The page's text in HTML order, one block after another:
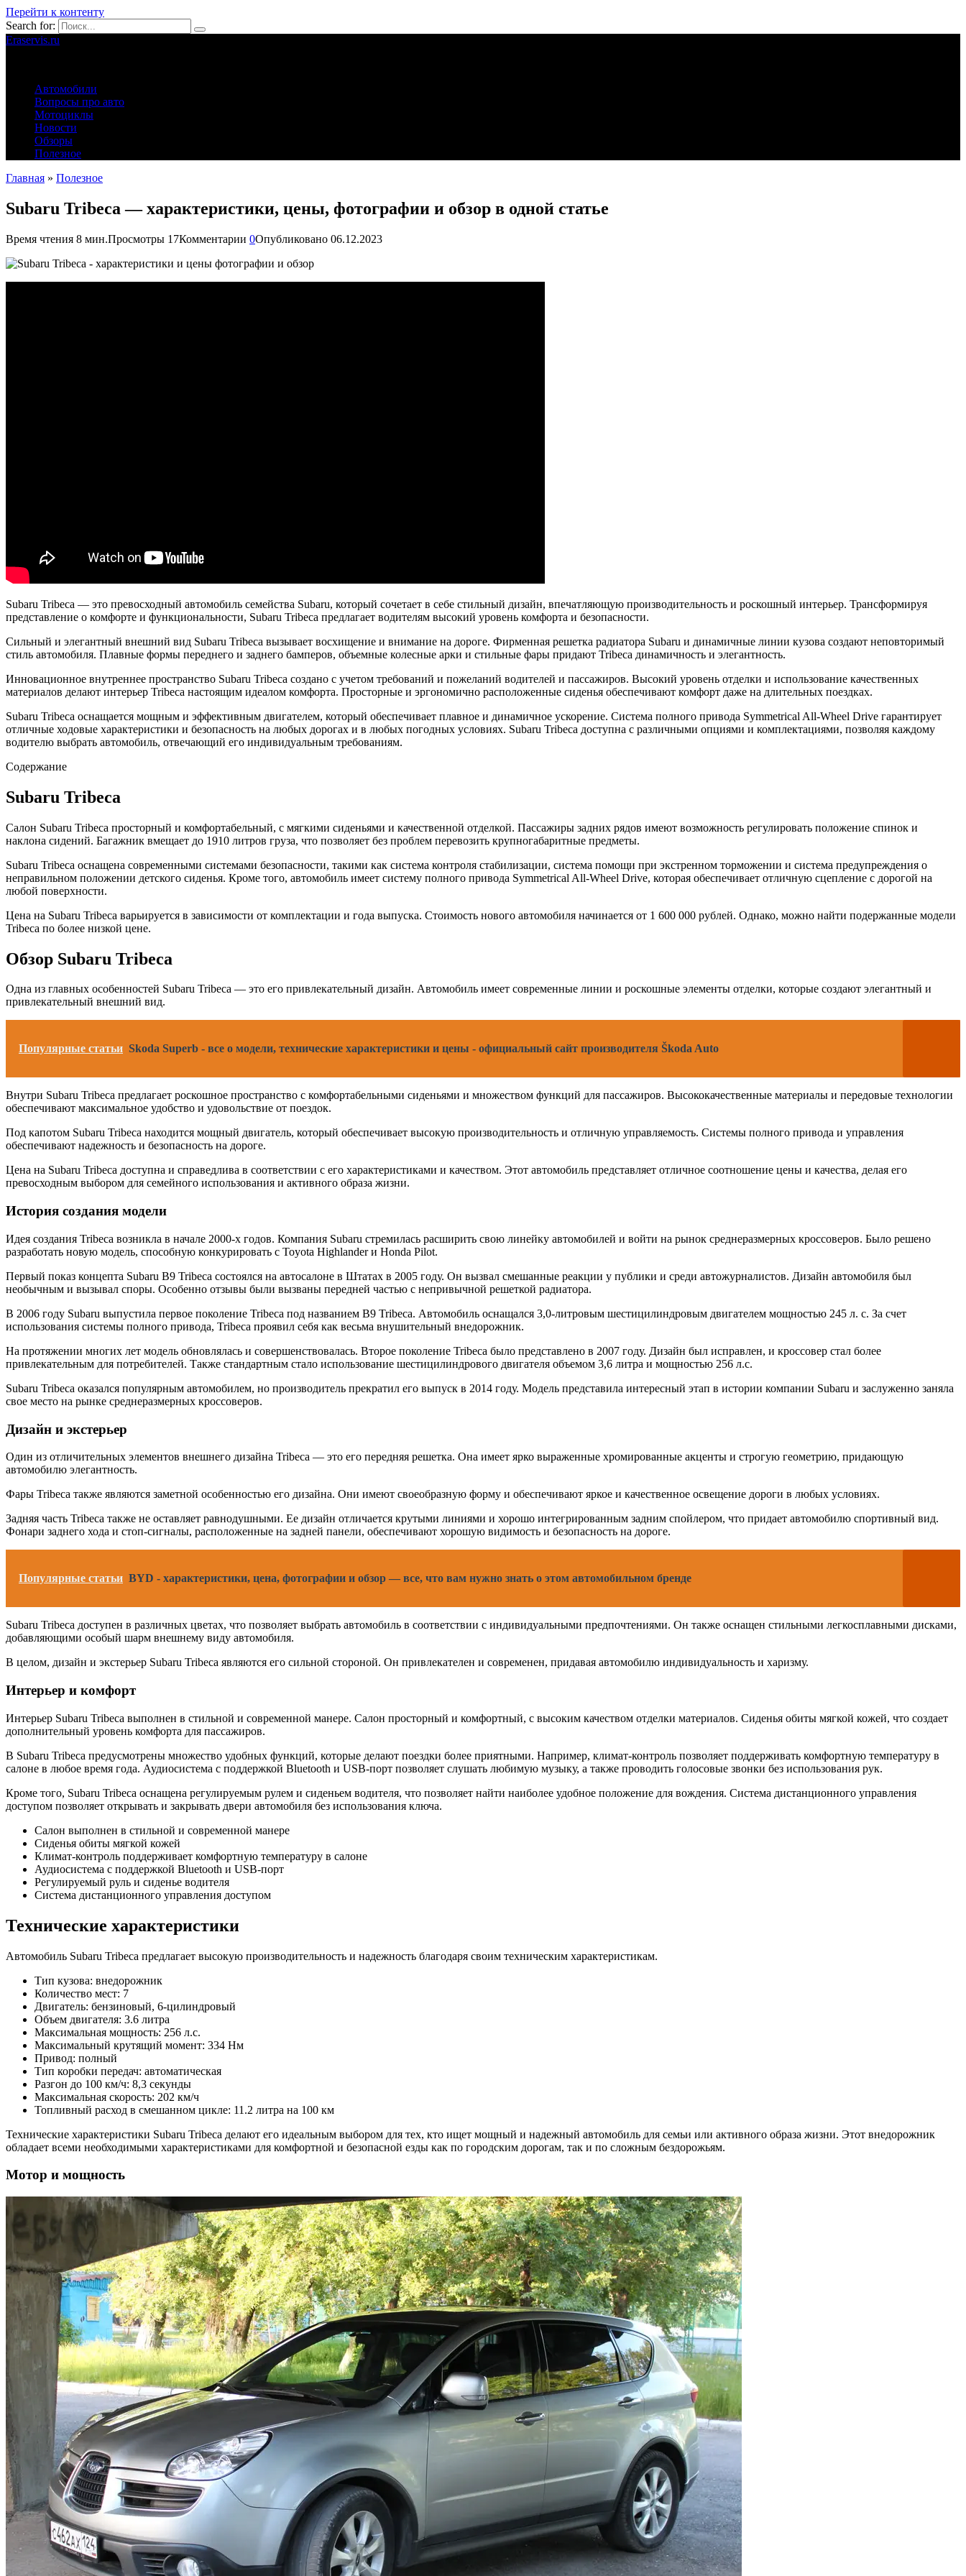
Перейти к контенту
Search for:
Eraservis.ru
Автомобили
Вопросы про авто
Мотоциклы
Новости
Обзоры
Полезное
Главная » Полезное
Subaru Tribeca — характеристики, цены, фотографии и обзор в одной статье
Время чтения 8 мин.Просмотры 17Комментарии 0Опубликовано 06.12.2023
Subaru Tribeca — это превосходный автомобиль семейства Subaru, который сочетает в себе стильный дизайн, впечатляющую производительность и роскошный интерьер. Трансформируя
представление о комфорте и функциональности, Subaru Tribeca предлагает водителям высокий уровень комфорта и безопасности.
Сильный и элегантный внешний вид Subaru Tribeca вызывает восхищение и внимание на дороге. Фирменная решетка радиатора Subaru и динамичные линии кузова создают неповторимый
стиль автомобиля. Плавные формы переднего и заднего бамперов, объемные колесные арки и стильные фары придают Tribeca динамичность и элегантность.
Инновационное внутреннее пространство Subaru Tribeca создано с учетом требований и пожеланий водителей и пассажиров. Высокий уровень отделки и использование качественных
материалов делают интерьер Tribeca настоящим идеалом комфорта. Просторные и эргономично расположенные сиденья обеспечивают комфорт даже на длительных поездках.
Subaru Tribeca оснащается мощным и эффективным двигателем, который обеспечивает плавное и динамичное ускорение. Система полного привода Symmetrical All-Wheel Drive гарантирует
отличные ходовые характеристики и безопасность на любых дорогах и в любых погодных условиях. Subaru Tribeca доступна с различными опциями и комплектациями, позволяя каждому
водителю выбрать автомобиль, отвечающий его индивидуальным требованиям.
Содержание
Subaru Tribeca
Салон Subaru Tribeca просторный и комфортабельный, с мягкими сиденьями и качественной отделкой. Пассажиры задних рядов имеют возможность регулировать положение спинок и
наклона сидений. Багажник вмещает до 1910 литров груза, что позволяет без проблем перевозить крупногабаритные предметы.
Subaru Tribeca оснащена современными системами безопасности, такими как система контроля стабилизации, система помощи при экстренном торможении и система предупреждения о
неправильном положении детского сиденья. Кроме того, автомобиль имеет систему полного привода Symmetrical All-Wheel Drive, которая обеспечивает отличную сцепление с дорогой на
любой поверхности.
Цена на Subaru Tribeca варьируется в зависимости от комплектации и года выпуска. Стоимость нового автомобиля начинается от 1 600 000 рублей. Однако, можно найти подержанные модели
Tribeca по более низкой цене.
Обзор Subaru Tribeca
Одна из главных особенностей Subaru Tribeca — это его привлекательный дизайн. Автомобиль имеет современные линии и роскошные элементы отделки, которые создают элегантный и
привлекательный внешний вид.
Популярные статьи Skoda Superb - все о модели, технические характеристики и цены - официальный сайт производителя Škoda Auto
Внутри Subaru Tribeca предлагает роскошное пространство с комфортабельными сиденьями и множеством функций для пассажиров. Высококачественные материалы и передовые технологии
обеспечивают максимальное удобство и удовольствие от поездок.
Под капотом Subaru Tribeca находится мощный двигатель, который обеспечивает высокую производительность и отличную управляемость. Системы полного привода и управления
обеспечивают надежность и безопасность на дороге.
Цена на Subaru Tribeca доступна и справедлива в соответствии с его характеристиками и качеством. Этот автомобиль представляет отличное соотношение цены и качества, делая его
превосходным выбором для семейного использования и активного образа жизни.
История создания модели
Идея создания Tribeca возникла в начале 2000-х годов. Компания Subaru стремилась расширить свою линейку автомобилей и войти на рынок среднеразмерных кроссоверов. Было решено
разработать новую модель, способную конкурировать с Toyota Highlander и Honda Pilot.
Первый показ концепта Subaru B9 Tribeca состоялся на автосалоне в Штатах в 2005 году. Он вызвал смешанные реакции у публики и среди автожурналистов. Дизайн автомобиля был
необычным и вызывал споры. Особенно отзывы были вызваны передней частью с непривычной решеткой радиатора.
В 2006 году Subaru выпустила первое поколение Tribeca под названием B9 Tribeca. Автомобиль оснащался 3,0-литровым шестицилиндровым двигателем мощностью 245 л. с. За счет
использования системы полного привода, Tribeca проявил себя как весьма внушительный внедорожник.
На протяжении многих лет модель обновлялась и совершенствовалась. Второе поколение Tribeca было представлено в 2007 году. Дизайн был исправлен, и кроссовер стал более
привлекательным для потребителей. Также стандартным стало использование шестицилиндрового двигателя объемом 3,6 литра и мощностью 256 л.с.
Subaru Tribeca оказался популярным автомобилем, но производитель прекратил его выпуск в 2014 году. Модель представила интересный этап в истории компании Subaru и заслуженно заняла
свое место на рынке среднеразмерных кроссоверов.
Дизайн и экстерьер
Один из отличительных элементов внешнего дизайна Tribeca — это его передняя решетка. Она имеет ярко выраженные хромированные акценты и строгую геометрию, придающую
автомобилю элегантность.
Фары Tribeca также являются заметной особенностью его дизайна. Они имеют своеобразную форму и обеспечивают яркое и качественное освещение дороги в любых условиях.
Задняя часть Tribeca также не оставляет равнодушными. Ее дизайн отличается крутыми линиями и хорошо интегрированным задним спойлером, что придает автомобилю спортивный вид.
Фонари заднего хода и стоп-сигналы, расположенные на задней панели, обеспечивают хорошую видимость и безопасность на дороге.
Популярные статьи BYD - характеристики, цена, фотографии и обзор — все, что вам нужно знать о этом автомобильном бренде
Subaru Tribeca доступен в различных цветах, что позволяет выбрать автомобиль в соответствии с индивидуальными предпочтениями. Он также оснащен стильными легкосплавными дисками,
добавляющими особый шарм внешнему виду автомобиля.
В целом, дизайн и экстерьер Subaru Tribeca являются его сильной стороной. Он привлекателен и современен, придавая автомобилю индивидуальность и харизму.
Интерьер и комфорт
Интерьер Subaru Tribeca выполнен в стильной и современной манере. Салон просторный и комфортный, с высоким качеством отделки материалов. Сиденья обиты мягкой кожей, что создает
дополнительный уровень комфорта для пассажиров.
В Subaru Tribeca предусмотрены множество удобных функций, которые делают поездки более приятными. Например, климат-контроль позволяет поддерживать комфортную температуру в
салоне в любое время года. Аудиосистема с поддержкой Bluetooth и USB-порт позволяет слушать любимую музыку, а также проводить голосовые звонки без использования рук.
Кроме того, Subaru Tribeca оснащена регулируемым рулем и сиденьем водителя, что позволяет найти наиболее удобное положение для вождения. Система дистанционного управления
доступом позволяет открывать и закрывать двери автомобиля без использования ключа.
Салон выполнен в стильной и современной манере
Сиденья обиты мягкой кожей
Климат-контроль поддерживает комфортную температуру в салоне
Аудиосистема с поддержкой Bluetooth и USB-порт
Регулируемый руль и сиденье водителя
Система дистанционного управления доступом
Технические характеристики
Автомобиль Subaru Tribeca предлагает высокую производительность и надежность благодаря своим техническим характеристикам.
Тип кузова: внедорожник
Количество мест: 7
Двигатель: бензиновый, 6-цилиндровый
Объем двигателя: 3.6 литра
Максимальная мощность: 256 л.с.
Максимальный крутящий момент: 334 Нм
Привод: полный
Тип коробки передач: автоматическая
Разгон до 100 км/ч: 8,3 секунды
Максимальная скорость: 202 км/ч
Топливный расход в смешанном цикле: 11.2 литра на 100 км
Технические характеристики Subaru Tribeca делают его идеальным выбором для тех, кто ищет мощный и надежный автомобиль для семьи или активного образа жизни. Этот внедорожник
обладает всеми необходимыми характеристиками для комфортной и безопасной езды как по городским дорогам, так и по сложным бездорожьям.
Мотор и мощность